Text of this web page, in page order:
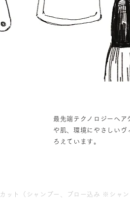
最先端テクノロジーヘア
や肌、環境にやさしいヴ
ろえています。
カット（シャンプー、ブロー込み ※ シャ